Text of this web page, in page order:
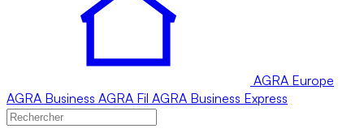
AGRA Europe
AGRA Business AGRA Fil AGRA Business Express